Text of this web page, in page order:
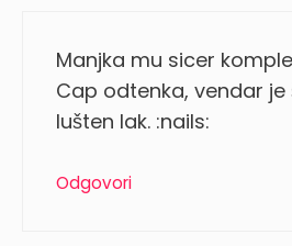
Manjka mu sicer
Cap odtenka, vendar je
lušten lak. :nails:
Odgovori